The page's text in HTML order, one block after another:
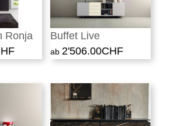
Ronja
Buffet Live
2'506.00CHF